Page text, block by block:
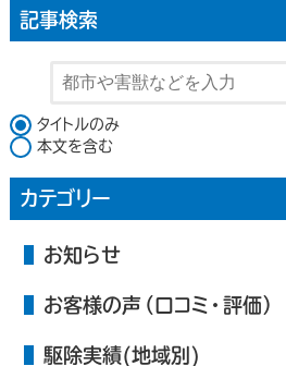
記事検索
検索対象
タイトルのみ
本文を含む
カテゴリー
お知らせ
お客様の声（口コミ・評価）
駆除実績(地域別)